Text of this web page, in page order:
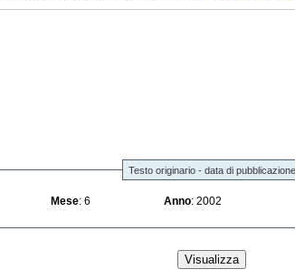
Testo originario - data di pubblicazione
Mese : 6 Anno : 2002